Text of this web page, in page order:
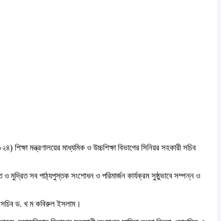
মন্ত্রণালয়ের মাধ্যমিক ও উচ্চশিক্ষা বিভাগের সিনিয়র সহকারী সচিব
ও মুদ্রিত সব পাঠ্যপুস্তক সংশোধন ও পরিমার্জন কার্যক্রম সুষ্ঠুভাবে সম্পন্ন ও
সচিব ড. খ ম কবিরুল ইসলাম।